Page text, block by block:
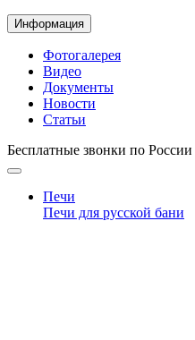
Информация
Фотогалерея
Видео
Документы
Новости
Статьи
Бесплатные звонки по России
Печи
Печи для русской бани